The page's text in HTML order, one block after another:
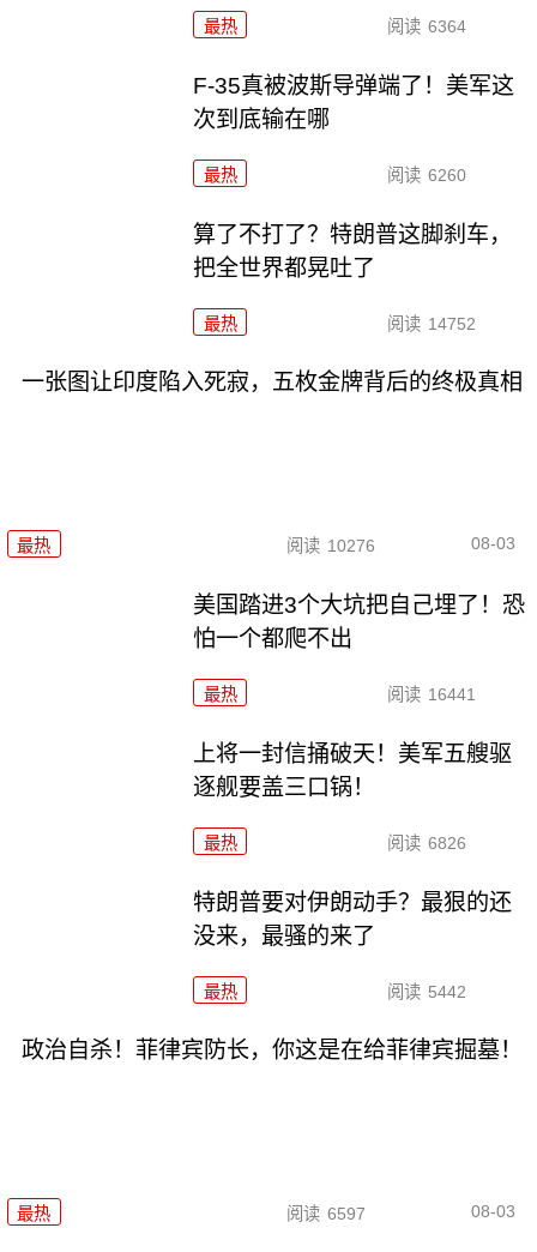
最热 阅读 6364
F-35真被波斯导弹端了！美军这
次到底输在哪
最热 阅读 6260
算了不打了？特朗普这脚刹车，
把全世界都晃吐了
最热 阅读 14752
一张图让印度陷入死寂，五枚金牌背后的终极真相
最热 阅读 10276 08-03
美国踏进3个大坑把自己埋了！恐
怕一个都爬不出
最热 阅读 16441
上将一封信捅破天！美军五艘驱
逐舰要盖三口锅！
最热 阅读 6826
特朗普要对伊朗动手？最狠的还
没来，最骚的来了
最热 阅读 5442
政治自杀！菲律宾防长，你这是在给菲律宾掘墓！
最热 阅读 6597 08-03